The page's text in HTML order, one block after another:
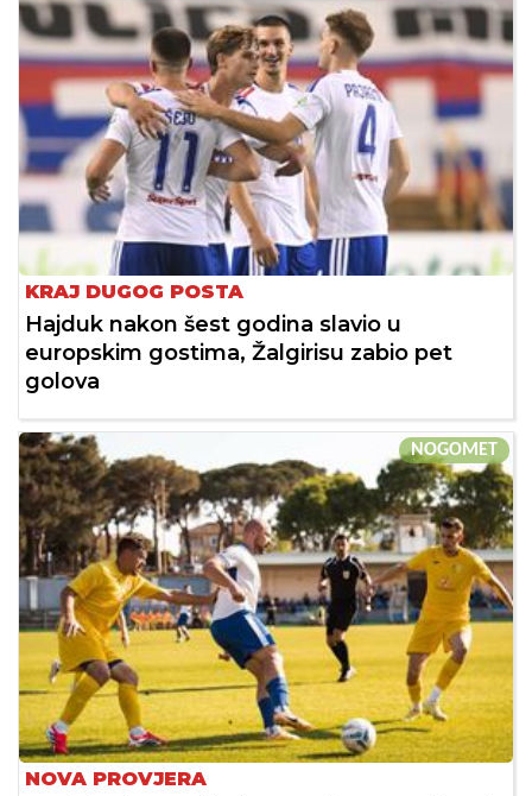
KRAJ DUGOG POSTA
Hajduk nakon šest godina slavio u
europskim gostima, Žalgirisu zabio pet
golova
NOGOMET
NOVA PROVJERA